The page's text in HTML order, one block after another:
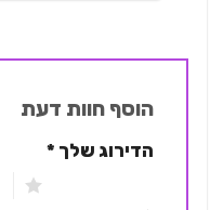
הוסף חוות דעת
הדירוג שלך*
2 מתוך 5 כוכבים